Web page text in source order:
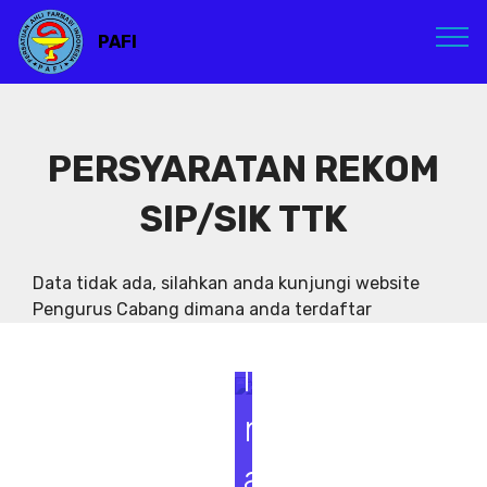
PAFI
PERSYARATAN REKOM
SIP/SIK TTK
Data tidak ada, silahkan anda kunjungi website
Pengurus Cabang dimana anda terdaftar
S
e
m
i
n
a